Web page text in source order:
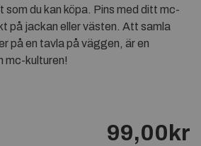
du kan köpa. Pins med ditt mc-
på jackan eller västen. Att samla
på en tavla på väggen, är en
mc-kulturen!
99,00kr